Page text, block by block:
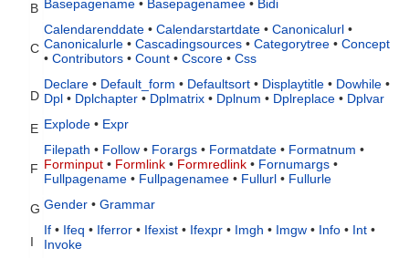
B Basepagename • Basepagenamee • Bidi
C
Calendarenddate • Calendarstartdate • Canonicalurl •
Canonicalurle • Cascadingsources • Categorytree • Concept
• Contributors • Count • Cscore • Css
D
Declare • Default_form • Defaultsort • Displaytitle • Dowhile •
Dpl • Dplchapter • Dplmatrix • Dplnum • Dplreplace • Dplvar
E Explode • Expr
F
Filepath • Follow • Forargs • Formatdate • Formatnum •
Forminput • Formlink • Formredlink • Fornumargs •
Fullpagename • Fullpagenamee • Fullurl • Fullurle
G Gender • Grammar
I
If • Ifeq • Iferror • Ifexist • Ifexpr • Imgh • Imgw • Info • Int •
Invoke